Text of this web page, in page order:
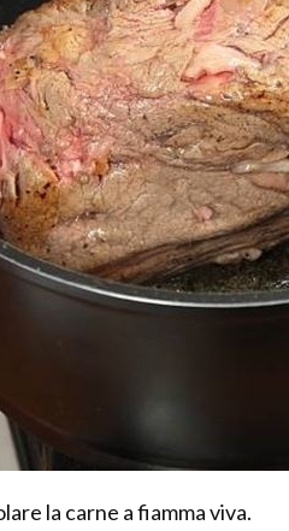
la carne a fiamma viva.